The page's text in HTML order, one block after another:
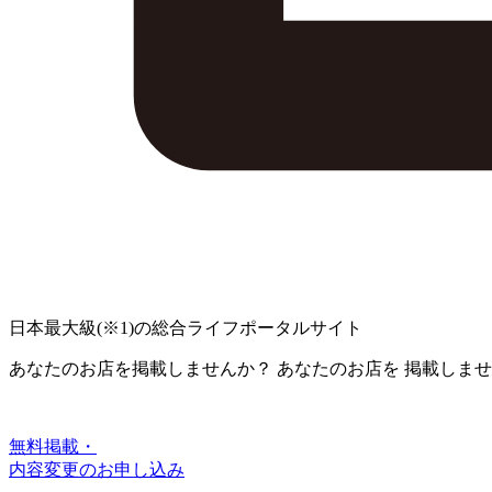
日本最大級(※1)の総合ライフポータルサイト
あなたのお店を掲載しませんか？ あなたのお店を 掲載しま
無料掲載・
内容変更のお申し込み